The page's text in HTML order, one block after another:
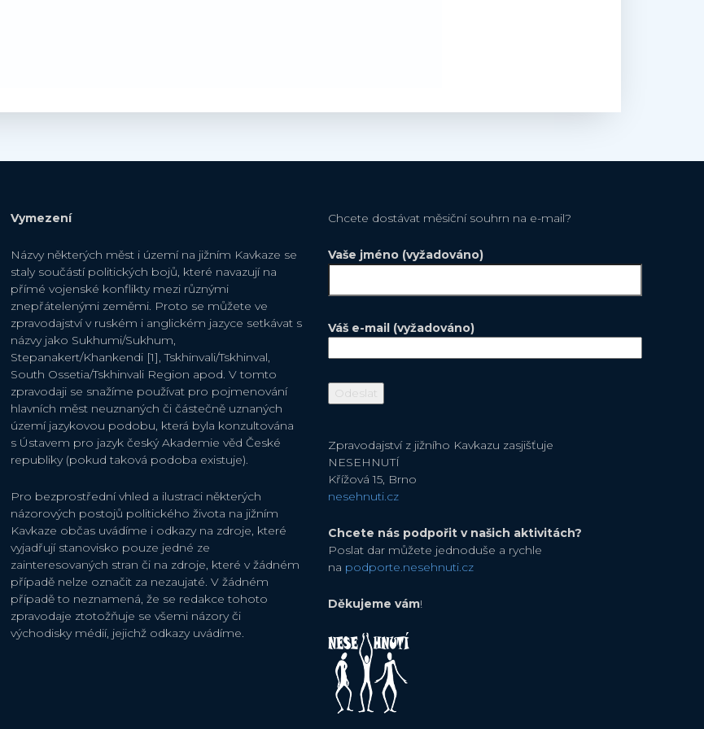
Vymezení
Názvy některých měst i území na jižním Kavkaze se
staly součástí politických bojů, které navazují na
přímé vojenské konflikty mezi různými
znepřátelenými zeměmi. Proto se můžete ve
zpravodajství v ruském i anglickém jazyce setkávat s
názvy jako Sukhumi/Sukhum,
Stepanakert/Khankendi [1], Tskhinvali/Tskhinval,
South Ossetia/Tskhinvali Region apod. V tomto
zpravodaji se snažíme používat pro pojmenování
hlavních měst neuznaných či částečně uznaných
území jazykovou podobu, která byla konzultována
s Ústavem pro jazyk český Akademie věd České
republiky (pokud taková podoba existuje).
Pro bezprostřední vhled a ilustraci některých
názorových postojů politického života na jižním
Kavkaze občas uvádíme i odkazy na zdroje, které
vyjadřují stanovisko pouze jedné ze
zainteresovaných stran či na zdroje, které v žádném
případě nelze označit za nezaujaté. V žádném
případě to neznamená, že se redakce tohoto
zpravodaje ztotožňuje se všemi názory či
východisky médií, jejichž odkazy uvádíme.
Chcete dostávat měsiční souhrn na e-mail?
Vaše jméno (vyžadováno)
Váš e-mail (vyžadováno)
Zpravodajství z jižního Kavkazu zasjišťuje
NESEHNUTÍ
Křížová 15, Brno
nesehnuti.cz
Chcete nás podpořit v našich aktivitách?
Poslat dar můžete jednoduše a rychle
na podporte.nesehnuti.cz
Děkujeme vám!